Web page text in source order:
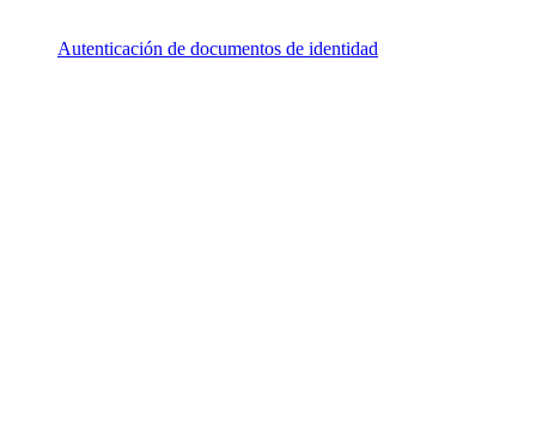
Autenticación de documentos de identidad